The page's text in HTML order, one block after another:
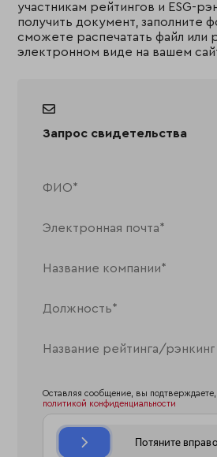
участникам рейтингов и ESG-
получить документ, заполните
сможете распечатать файл или
электронном виде на вашем
Запрос свидетельства
Оставляя сообщение, вы подтверждаете,
политикой конфиденциальности